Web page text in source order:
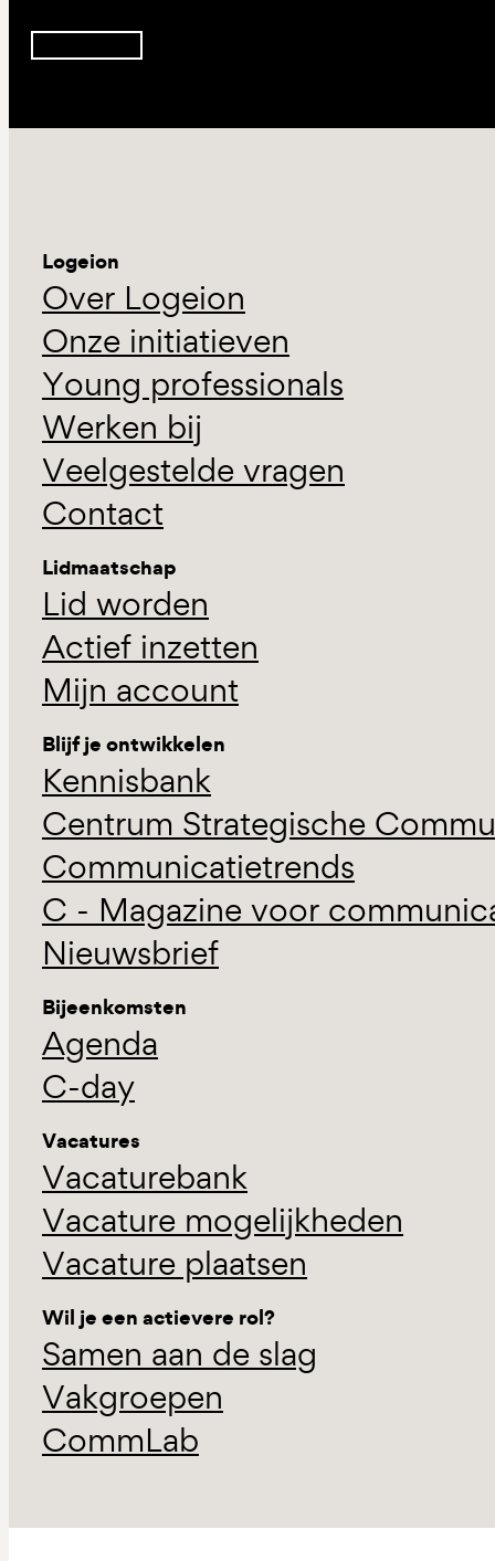
Logeion
Over Logeion
Onze initiatieven
Young professionals
Werken bij
Veelgestelde vragen
Contact
Lidmaatschap
Lid worden
Actief inzetten
Mijn account
Blijf je ontwikkelen
Kennisbank
Centrum Strategische
Communicatietrends
C - Magazine voor
Nieuwsbrief
Bijeenkomsten
Agenda
C-day
Vacatures
Vacaturebank
Vacature mogelijkheden
Vacature plaatsen
Wil je een actievere rol?
Samen aan de slag
Vakgroepen
CommLab